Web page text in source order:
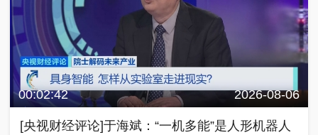
00:02:42 2026-08-06
[央视财经评论]于海斌：“一机多能”是人形机器人